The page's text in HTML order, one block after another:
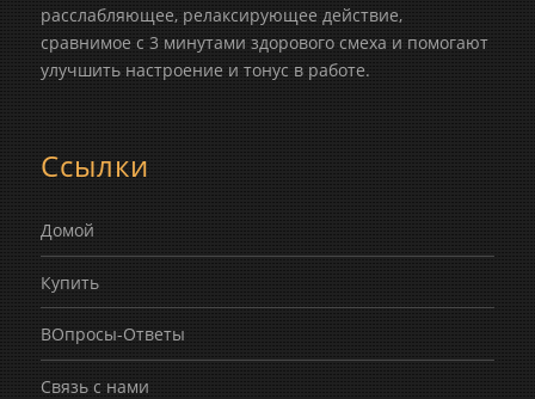
расслабляющее, релаксирующее действие,
сравнимое с 3 минутами здорового смеха и помогают
улучшить настроение и тонус в работе.
Ссылки
Домой
Купить
ВОпросы-Ответы
Связь с нами